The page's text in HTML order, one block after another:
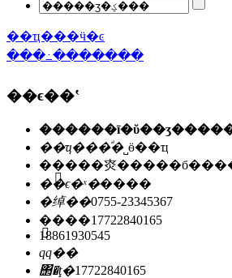
��ҵ���ӵ�ͼ
���߸�������
��ϵ��ʽ
��ҵ���ͣ�˽ӫ��ҵ
��ַ��
��ϵ�ˣ�����
�绰��0755-23345367
�ֻ���17722840165
18861930545
qq��
΢�ţ�17722840165